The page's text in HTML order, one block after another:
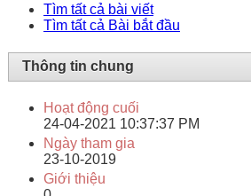
Tìm tất cả bài viết
Tìm tất cả Bài bắt đầu
Thông tin chung
Hoạt động cuối
24-04-2021 10:37:37 PM
Ngày tham gia
23-10-2019
Giới thiệu